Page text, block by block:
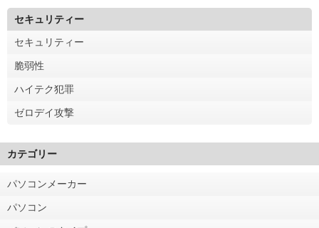
セキュリティー
セキュリティー
脆弱性
ハイテク犯罪
ゼロデイ攻撃
カテゴリー
パソコンメーカー
パソコン